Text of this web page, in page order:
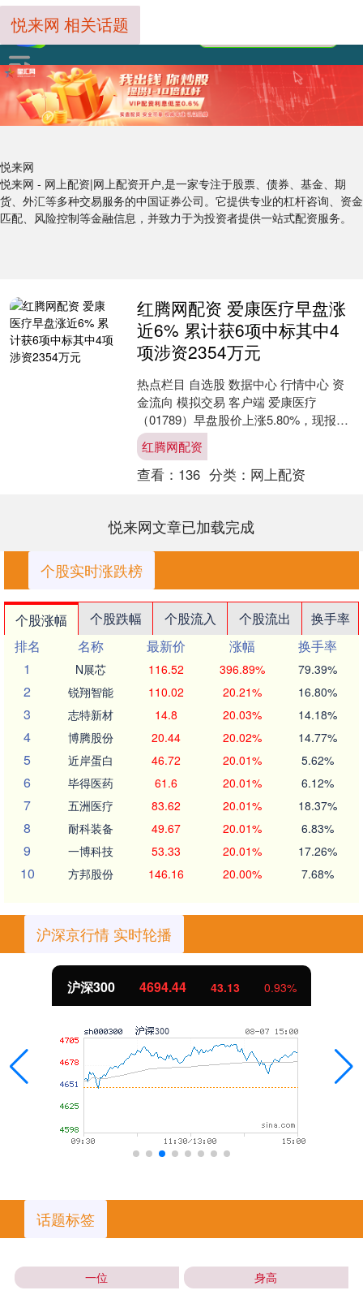
悦来网
悦来网 - 网上配资|网上配资开户,是一家专注于股票、债券、基金、期
货、外汇等多种交易服务的中国证券公司。它提供专业的杠杆咨询、资金
匹配、风险控制等金融信息，并致力于为投资者提供一站式配资服务。
悦来网 相关话题
红腾网配资 爱康医疗早盘涨
近6% 累计获6项中标其中4
项涉资2354万元
热点栏目 自选股 数据中心 行情中心 资
金流向 模拟交易 客户端 爱康医疗
（01789）早盘股价上涨5.80%，现报
6.20港元，成交额2584.83万港元。 ....
红腾网配资
查看： 136 分类： 网上配资
悦来网文章已加载完成
个股实时涨跌榜
个股涨幅 个股跌幅 个股流入 个股流出
换手率
排名
名称 最新价 涨幅
换手率
1
N展芯 116.52 396.89% 79.39%
2 锐翔智能 110.02 20.21% 16.80%
3 志特新材 14.8 20.03% 14.18%
4 博腾股份 20.44 20.02% 14.77%
5 近岸蛋白 46.72 20.01% 5.62%
6 毕得医药 61.6 20.01% 6.12%
7 五洲医疗 83.62 20.01% 18.37%
8 耐科装备 49.67 20.01% 6.83%
9 一博科技 53.33 20.01% 17.26%
10 方邦股份 146.16 20.00% 7.68%
沪深京行情 实时轮播
沪深300 4694.44 43.13 0.93%
话题标签
一位 身高